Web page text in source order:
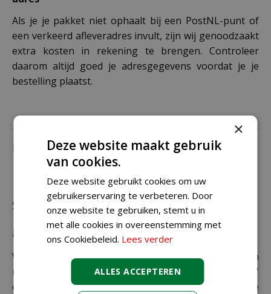
Als je je pakket niet ophaalt bij een PostNL-punt of
een verkeerd afleveradres invult, zijn wij genoodzaakt
extra kosten in rekening te brengen. Controleer
daarom altijd goed je adresgegevens voordat je je
bestelling plaatst.
Recensies
Schrijf zelf een recensie over "Pencil pine
groen 300cm"
Wij zijn benieuwd naar uw mening! Schrijf een
recensie over het artikel"Pencil pine groen 300cm"
en maak kans op een Nationale Tuinbon ter waarde
×
Deze website maakt gebruik
van cookies.
Deze website gebruikt cookies om uw
gebruikerservaring te verbeteren. Door
onze website te gebruiken, stemt u in
met alle cookies in overeenstemming met
ons Cookiebeleid. Lees verder
ALLES ACCEPTEREN